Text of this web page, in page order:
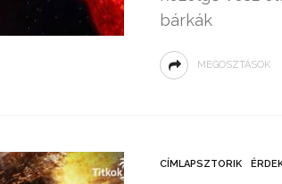
bárkák
MEGOSZTÁSOK
CÍMLAPSZTORIK